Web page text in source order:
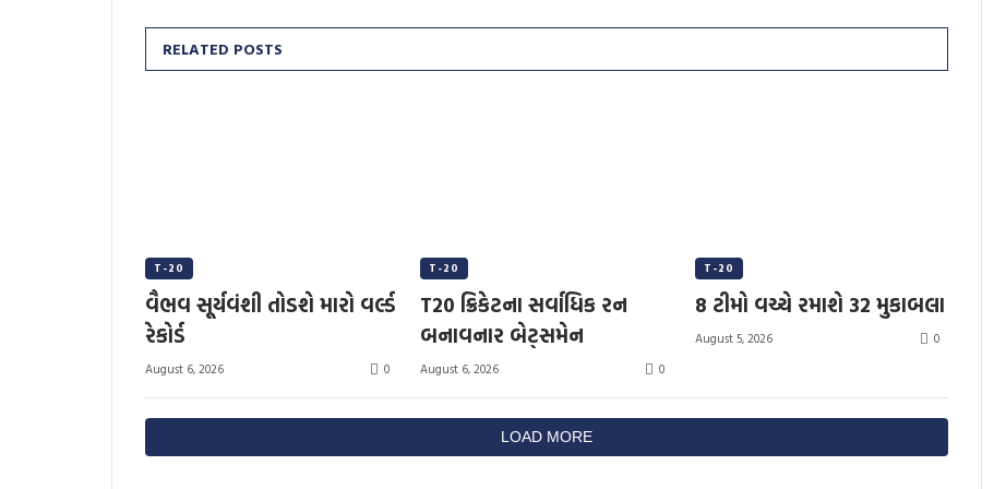
RELATED POSTS
T-20
વૈભવ સૂર્યવંશી તોડશે મારો વર્લ્ડ
રેકોર્ડ
August 6, 2026 0
T-20
T20 ક્રિકેટના સર્વાધિક રન
બનાવનાર બેટ્સમેન
August 6, 2026 0
T-20
8 ટીમો વચ્ચે રમાશે 32 મુકાબલા
August 5, 2026 0
LOAD MORE